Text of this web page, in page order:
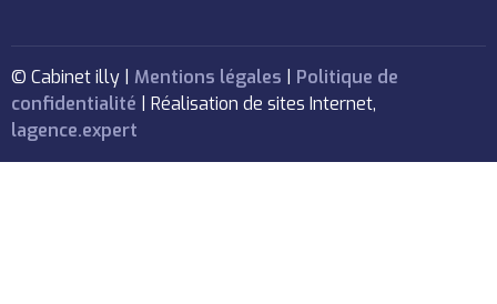
© Cabinet illy | Mentions légales
Politique de
confidentialité | Réalisation de sites Internet,
lagence.expert